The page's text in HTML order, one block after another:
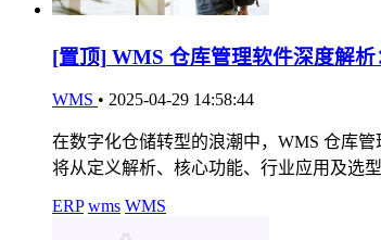
[置顶] WMS 仓库管理软件深度解
WMS • 2025-04-29 14:58:44
在数字化仓储转型的浪潮中，WMS 仓库
将从定义解析、核心功能、行业应用及选型
ERP wms WMS